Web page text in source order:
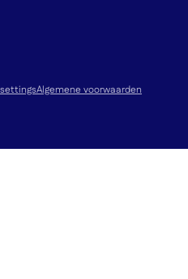
Algemene voorwaarden